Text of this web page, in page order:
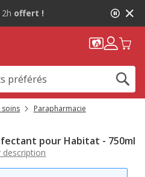
avec Animalis+ |
soins Parapharmacie
pour Habitat - 750ml
description